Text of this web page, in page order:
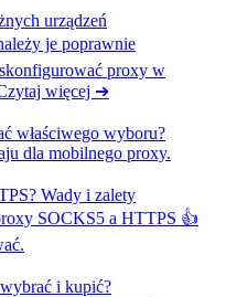
urządzeń
je poprawnie
proxy w
więcej ➔
właściwego wyboru?
dla mobilnego proxy.
Wady i zalety
SOCKS5 a HTTPS 👍
i kupić?